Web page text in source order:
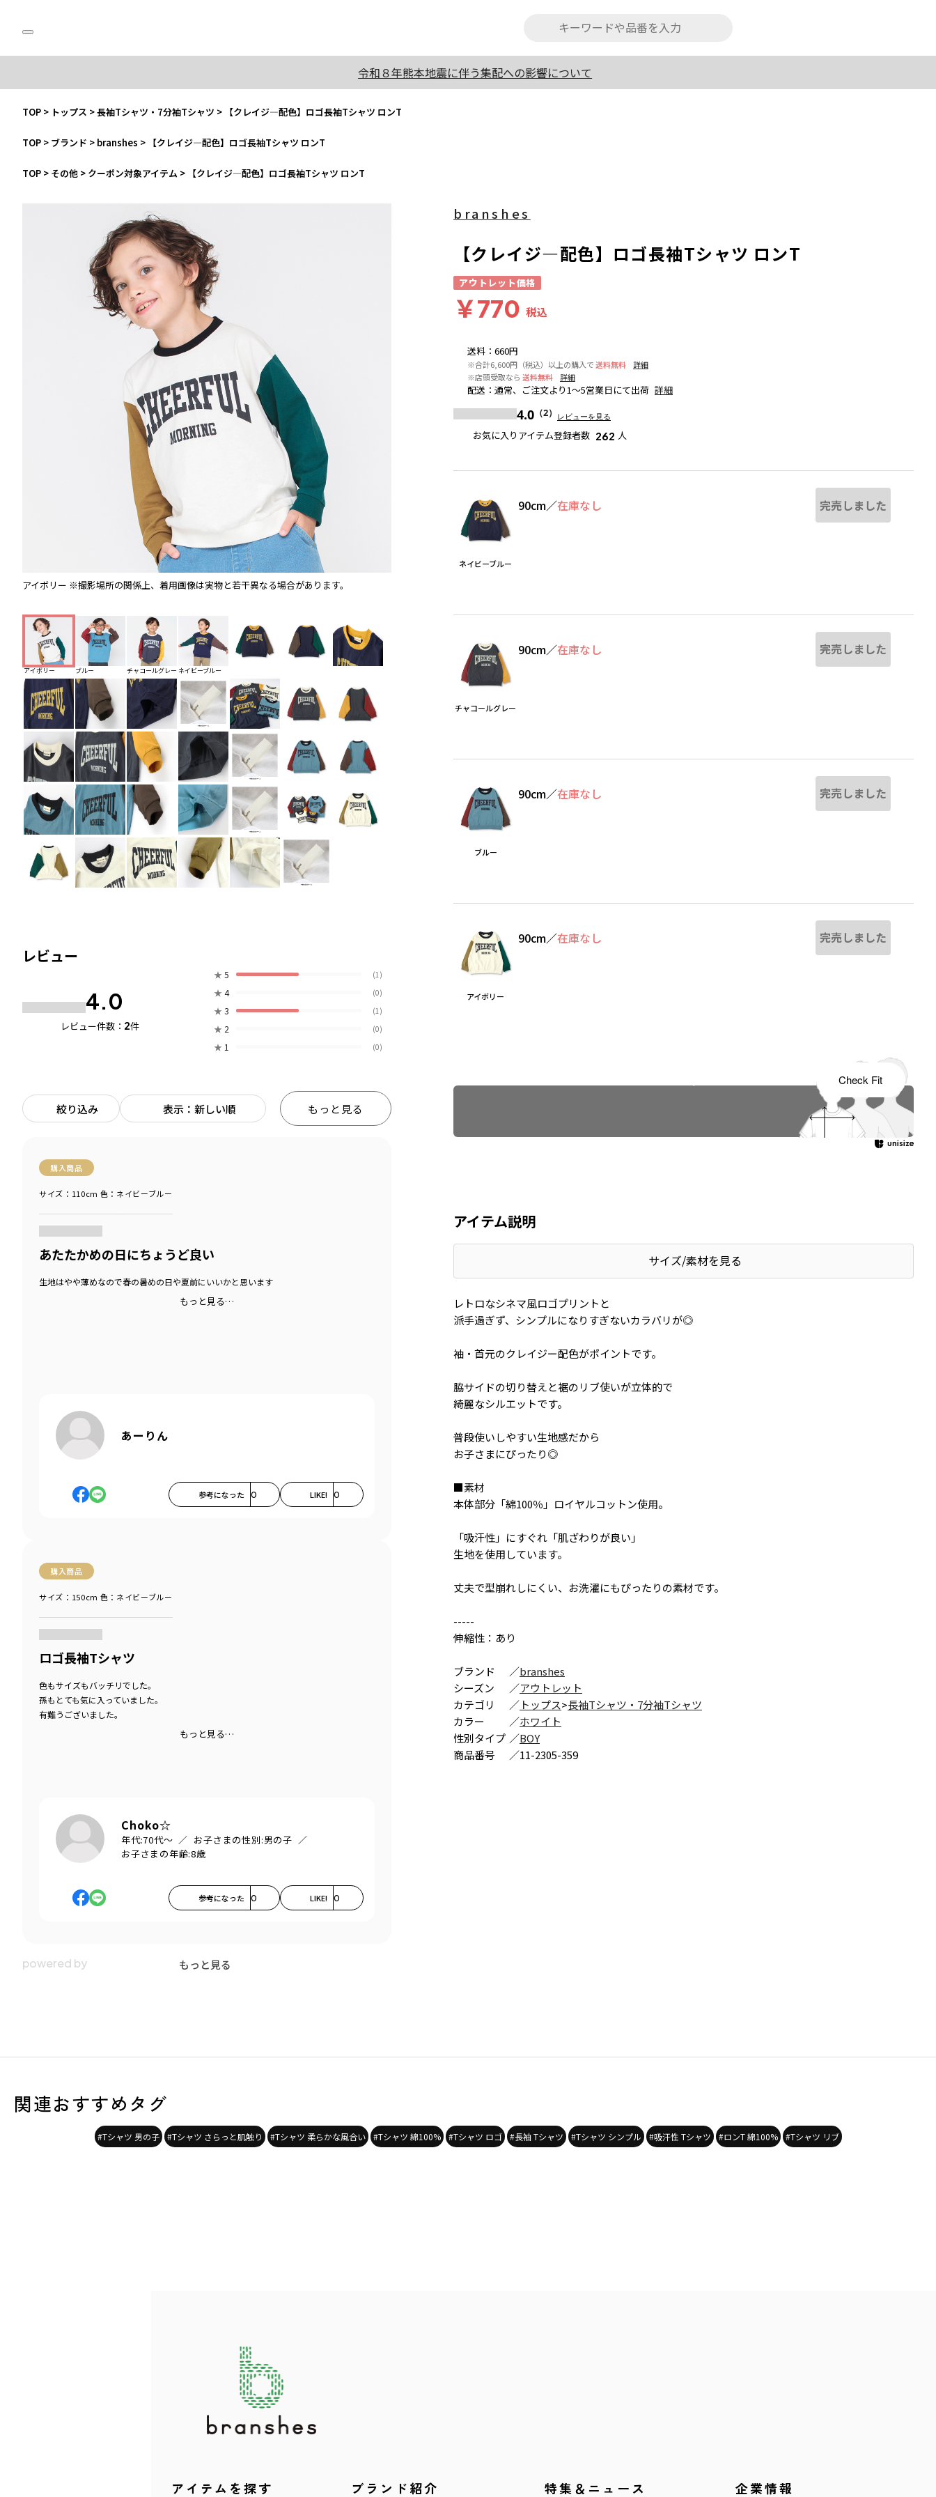
令和８年熊本地震に伴う集配への影響について
TOP > トップス >長袖Tシャツ・7分袖Tシャツ > 【クレイジ―配色】ロゴ長袖Tシャツ ロンT
TOP > ブランド > branshes > 【クレイジ―配色】ロゴ長袖Tシャツ ロンT
TOP > その他 > クーポン対象アイテム > 【クレイジ―配色】ロゴ長袖Tシャツ ロンT
アイボリー ※撮影場所の関係上、着用画像は実物と若干異なる場合があります。
アイボリー ブルー チャコールグレー ネイビーブルー
レビュー
4.0
レビュー件数： 2件
★ 5 (1)
★ 4 (0)
★ 3 (1)
★ 2 (0)
★ 1 (0)
絞り込み 表示：新しい順 もっと見る
購入商品
サイズ：110cm 色：ネイビーブルー
あたたかめの日にちょうど良い
生地はやや薄めなので春の暑めの日や夏前にいいかと思います
もっと見る…
あーりん
参考になった 0 LIKE! 0
購入商品
サイズ：150cm 色：ネイビーブルー
ロゴ長袖Tシャツ
色もサイズもバッチリでした。
孫もとても気に入っていました。
有難うございました。
もっと見る…
Choko☆
年代:70代～ お子さまの性別:男の子
お子さまの年齢:8歳
参考になった 0 LIKE! 0
もっと見る
送料 ： 660円
※合計6,600円（税込）以上の購入で送料無料
詳細
※店頭受取なら 送料無料 詳細
配送 ： 通常、ご注文より1～5営業日にて出荷 詳細
4.0 （2） レビューを見る
お気に入りアイテム登録者数 262 人
branshes
【クレイジ―配色】ロゴ長袖Tシャツ ロンT
アウトレット価格
￥770 税込
ネイビーブルー
90cm／在庫なし 完売しました
チャコールグレー
90cm／在庫なし 完売しました
ブルー
90cm／在庫なし 完売しました
アイボリー
90cm／在庫なし 完売しました
アイテム説明
サイズ/素材を見る
レトロなシネマ風ロゴプリントと
派手過ぎず、シンプルになりすぎないカラバリが◎
袖・首元のクレイジー配色がポイントです。
脇サイドの切り替えと裾のリブ使いが立体的で
綺麗なシルエットです。
普段使いしやすい生地感だから
お子さまにぴったり◎
■素材
本体部分「綿100％」ロイヤルコットン使用。
「吸汗性」にすぐれ「肌ざわりが良い」
生地を使用しています。
丈夫で型崩れしにくい、お洗濯にもぴったりの素材です。
-----
伸縮性：あり
ブランド ／branshes
シーズン
／アウトレット
カテゴリ
／ トップス>長袖Tシャツ・7分袖Tシャツ
カラー
／ホワイト
性別タイプ ／BOY
商品番号
／11-2305-359
Check Fit
関連おすすめタグ
#Tシャツ 男の子 #Tシャツ さらっと肌触り #Tシャツ 柔らかな風合い #Tシャツ 綿100% #Tシャツ ロゴ #長袖 Tシャツ #Tシャツ シンプル #吸汗性 Tシャツ #ロンT 綿100% #Tシャツ リブ
アイテムを探す ブランド紹介 特集＆ニュース 企業情報